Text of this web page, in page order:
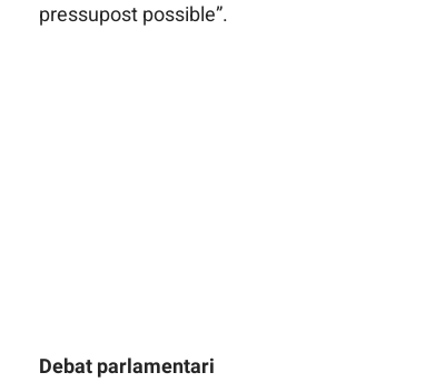
pressupost possible”.
Debat parlamentari